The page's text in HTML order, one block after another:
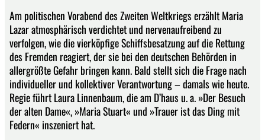
Am politischen Vorabend des Zweiten Weltkriegs erzählt Maria
Lazar atmosphärisch verdichtet und nervenaufreibend zu
verfolgen, wie die vierköpfige Schiffsbesatzung auf die Rettung
des Fremden reagiert, der sie bei den deutschen Behörden in
allergrößte Gefahr bringen kann. Bald stellt sich die Frage nach
individueller und kollektiver Verantwortung – damals wie heute.
Regie führt Laura Linnenbaum, die am D’haus u. a. »Der Besuch
der alten Dame«, »Maria Stuart« und »Trauer ist das Ding mit
Federn« inszeniert hat.